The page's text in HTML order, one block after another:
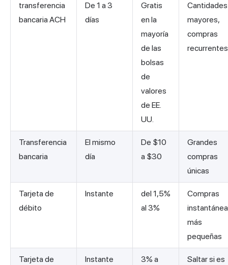
transferencia
bancaria ACH
De 1 a 3
días
Gratis
en la
mayoría
de las
bolsas
de
valores
de EE.
UU.
Cantidades
mayores,
compras
recurrentes
Transferencia
bancaria
El mismo
día
De $10
a $30
Grandes
compras
únicas
Tarjeta de
débito
Instante
del 1,5%
al 3%
Compras
más
pequeñas
Tarjeta de
Instante
3% a
Saltar si es